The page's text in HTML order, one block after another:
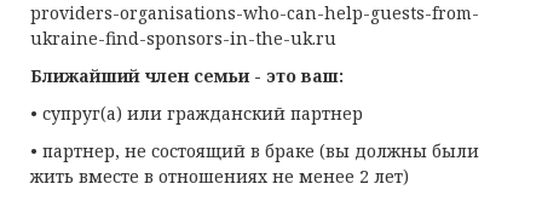
providers-organisations-who-can-help-guests-from-
ukraine-find-sponsors-in-the-uk.ru
Ближайший член семьи - это ваш:
• супруг(а) или гражданский партнер
• партнер, не состоящий в браке (вы должны были
жить вместе в отношениях не менее 2 лет)